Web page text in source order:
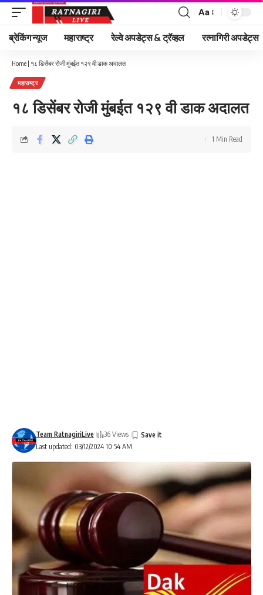
Font
Resizer
Aa
ब्रेकिंग न्यूज महाराष्ट्र रेल्वे अपडेट्स & ट्रॅव्हल रत्नागिरी अपडेट्स
Home | १८ डिसेंबर रोजी मुंबईत १२९ वी डाक अदालत
महाराष्ट्र
१८ डिसेंबर रोजी मुंबईत १२९ वी डाक अदालत
Last updated: 03/12/2024 10:54 AM
Team RatnagiriLive 36 Views
1 Min Read